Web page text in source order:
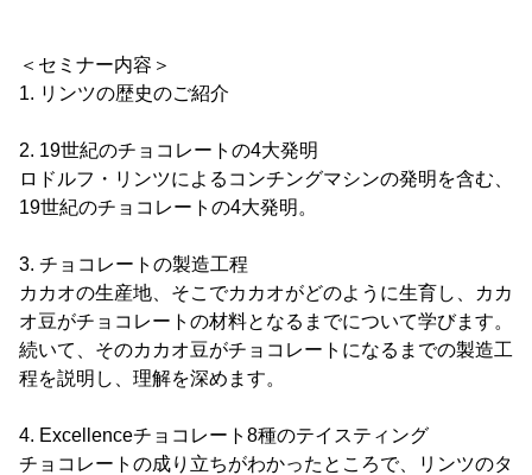
＜セミナー内容＞
1. リンツの歴史のご紹介
2. 19世紀のチョコレートの4大発明
ロドルフ・リンツによるコンチングマシンの発明を含む、
19世紀のチョコレートの4大発明。
3. チョコレートの製造工程
カカオの生産地、そこでカカオがどのように生育し、カカ
オ豆がチョコレートの材料となるまでについて学びます。
続いて、そのカカオ豆がチョコレートになるまでの製造工
程を説明し、理解を深めます。
4. Excellenceチョコレート8種のテイスティング
チョコレートの成り立ちがわかったところで、リンツのタ